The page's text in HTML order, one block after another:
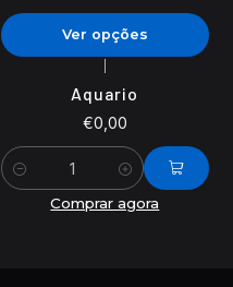
Ver opções
Aquario
€0,00
Quantidade
Comprar agora